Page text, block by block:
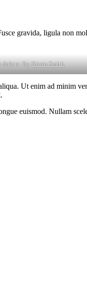
gravida, ligula non
dolore. ByKevin Smith
Ut enim ad minim
euismod. Nullam